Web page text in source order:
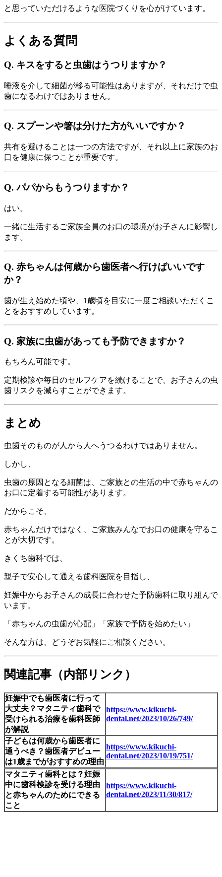
と思っていただけるような医院づくりを心がけています。
よくある質問
Q. キスをすると虫歯はうつりますか？
唾液を介して細菌が移る可能性はありますが、それだけで虫
歯になるわけではありません。
Q. スプーンや箸は分けた方がいいですか？
共有を避けることは一つの方法ですが、それ以上に家族のお
口を健康に保つことが重要です。
Q. パパからもうつりますか？
はい。
一緒に生活するご家族全員のお口の環境がお子さんに影響し
ます。
Q. 赤ちゃんは何歳から歯医者へ行けばいいです
か？
歯が生え始めた頃や、1歳頃を目安に一度ご相談いただくこ
とをおすすめしています。
Q. 家族に虫歯があっても予防できますか？
もちろん可能です。
定期検診や毎日のセルフケアを続けることで、お子さんの虫
歯リスクを減らすことができます。
まとめ
虫歯そのものが人から人へうつるわけではありません。
しかし、
虫歯の原因となる細菌は、ご家族との生活の中で赤ちゃんの
お口に定着する可能性があります。
だからこそ、
赤ちゃんだけではなく、ご家族みんなでお口の健康を守るこ
とが大切です。
きくち歯科では、
親子で安心して通える歯科医院を目指し、
妊娠中からお子さんの成長に合わせた予防歯科に取り組んで
います。
「赤ちゃんの虫歯が心配」「家族で予防を始めたい」
そんな方は、どうぞお気軽にご相談ください。
関連記事（内部リンク）
妊娠中でも歯医者に行って
大丈夫？マタニティ歯科で
受けられる治療を歯科医師
が解説
https://www.kikuchi-
dental.net/2023/10/26/749/
子どもは何歳から歯医者に
通うべき？歯医者デビュー
は1歳までがおすすめの理由
https://www.kikuchi-
dental.net/2023/10/19/751/
マタニティ歯科とは？妊娠
中に歯科検診を受ける理由
と赤ちゃんのためにできる
こと
https://www.kikuchi-
dental.net/2023/11/30/817/